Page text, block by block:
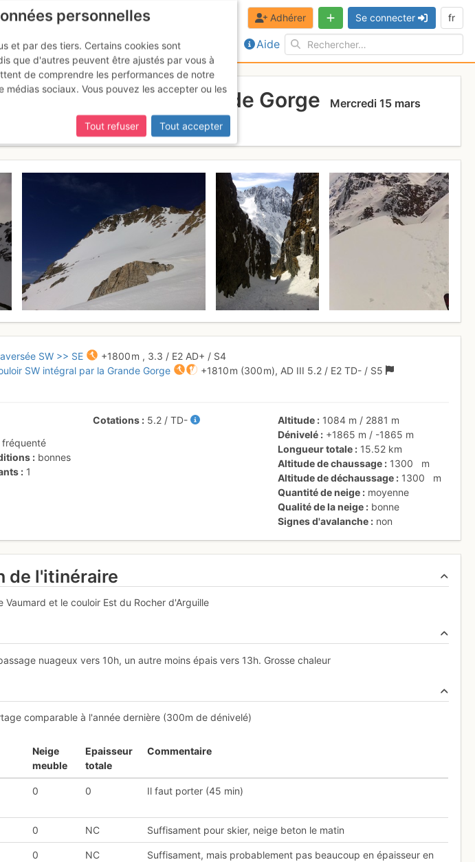
Aide
Adhérer Se connecter fr
intégral par la Grande Gorge
Mercredi 15 mars
SW >> SE +1800 m , 3.3 / E2 AD+ / S4
SW intégral par la Grande Gorge
+1810 m (300 m), AD III 5.2 / E2TD- / S5
fréquenté
bonnes
1
Cotations 5.2 /TD- Altitude 1084 m / 2881 m
Dénivelé
+1865 m / -1865 m
Longueur totale
15.52 km
Altitude de chaussage
1300
m
Altitude de déchaussage
1300
m
Quantité de neige
moyenne
Qualité de la neige
bonne
Signes d'avalanche
non
de l'itinéraire
Vaumard et le couloir Est du Rocher d'Arguille
nuageux vers 10h, un autre moins épais vers 13h. Grosse chaleur
comparable à l'année dernière (300m de dénivelé)
Neige
meuble
Epaisseur
totale
Commentaire
0 0 Il faut porter (45 min)
0 NC Suffisament pour skier, neige beton le matin
0 NC
Suffisament, mais probablement pas beaucoup en épaisseur en
personnelles
et par des tiers. Certains cookies sont
que d'autres peuvent être ajustés par vous à
de comprendre les performances de notre
sociaux. Vous pouvez les accepter ou les
Tout refuser
Tout accepter